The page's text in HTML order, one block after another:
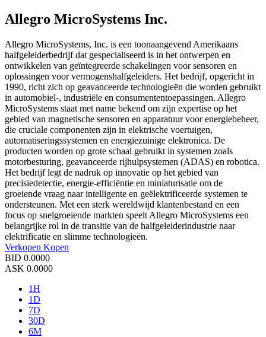
Allegro MicroSystems Inc.
Allegro MicroSystems, Inc. is een toonaangevend Amerikaans
halfgeleiderbedrijf dat gespecialiseerd is in het ontwerpen en
ontwikkelen van geïntegreerde schakelingen voor sensoren en
oplossingen voor vermogenshalfgeleiders. Het bedrijf, opgericht in
1990, richt zich op geavanceerde technologieën die worden gebruikt
in automobiel-, industriële en consumententoepassingen. Allegro
MicroSystems staat met name bekend om zijn expertise op het
gebied van magnetische sensoren en apparatuur voor energiebeheer,
die cruciale componenten zijn in elektrische voertuigen,
automatiseringssystemen en energiezuinige elektronica. De
producten worden op grote schaal gebruikt in systemen zoals
motorbesturing, geavanceerde rijhulpsystemen (ADAS) en robotica.
Het bedrijf legt de nadruk op innovatie op het gebied van
precisiedetectie, energie-efficiëntie en miniaturisatie om de
groeiende vraag naar intelligente en geëlektrificeerde systemen te
ondersteunen. Met een sterk wereldwijd klantenbestand en een
focus op snelgroeiende markten speelt Allegro MicroSystems een
belangrijke rol in de transitie van de halfgeleiderindustrie naar
elektrificatie en slimme technologieën.
Verkopen Kopen
BID 0.0000
ASK 0.0000
1H
1D
7D
30D
6M